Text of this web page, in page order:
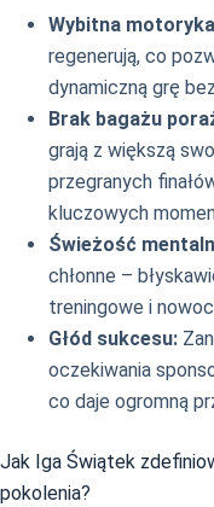
Wybitna
regenerują, co
dynamiczną grę
Brak bagażu
grają z większą
przegranych
kluczowych
Świeżość
chłonne –
treningowe i
Głód sukcesu:
oczekiwania
co daje ogromną
Jak Iga Świątek
pokolenia?